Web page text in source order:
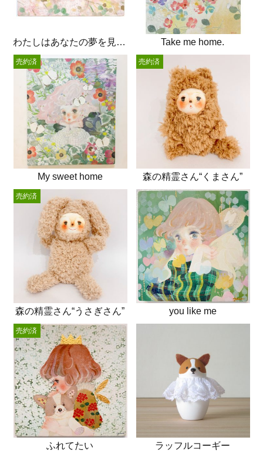
わたしはあなたの夢を見るでしょう Take me home.
My sweet home
売約済
森の精霊さん“くまさん”
売約済
森の精霊さん“うさぎさん”
売約済
you like me
ふれてたい
売約済
ラッフルコーギー